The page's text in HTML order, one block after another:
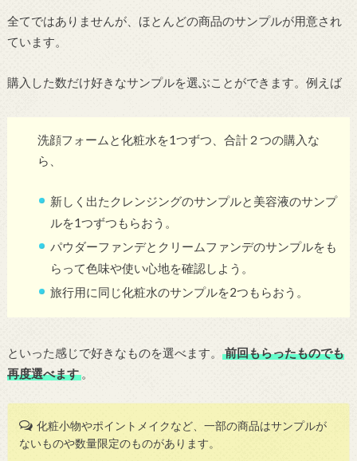
全てではありませんが、ほとんどの商品のサンプルが用意され
ています。
購入した数だけ好きなサンプルを選ぶことができます。例えば
洗顔フォームと化粧水を1つずつ、合計２つの購入な
ら、
新しく出たクレンジングのサンプルと美容液のサンプ
ルを1つずつもらおう。
パウダーファンデとクリームファンデのサンプルをも
らって色味や使い心地を確認しよう。
旅行用に同じ化粧水のサンプルを2つもらおう。
といった感じで好きなものを選べます。
前回もらったものでも
再度選べます。
化粧小物やポイントメイクなど、一部の商品はサンプルが
ないものや数量限定のものがあります。